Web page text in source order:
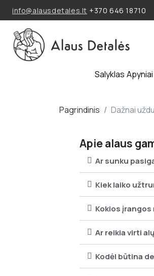
info@alausdetales.lt +370 646 18710
Salyklas Apyniai
Pagrindinis Dažnai
Apie alaus
Ar sunku
Kiek laiko
Kokios
Ar reikia virti
Kodėl būtina